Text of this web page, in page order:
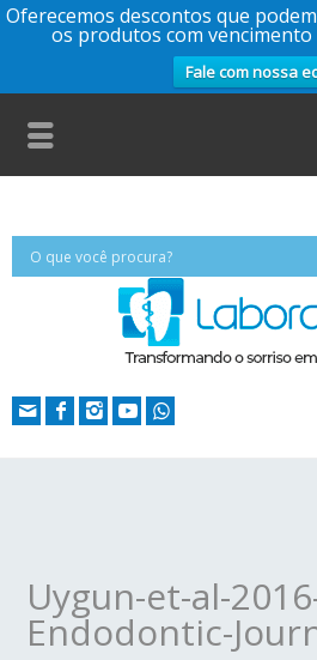
Oferecemos descontos que
os produtos com
Fale com nossa
Uygun-et-al-
Endodontic-